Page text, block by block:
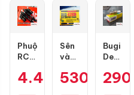
Phuộc
RCB
Pro
4.400.000 ₫
Sên
vàng
9 ly
530.000₫
Bugi
Denso
Air